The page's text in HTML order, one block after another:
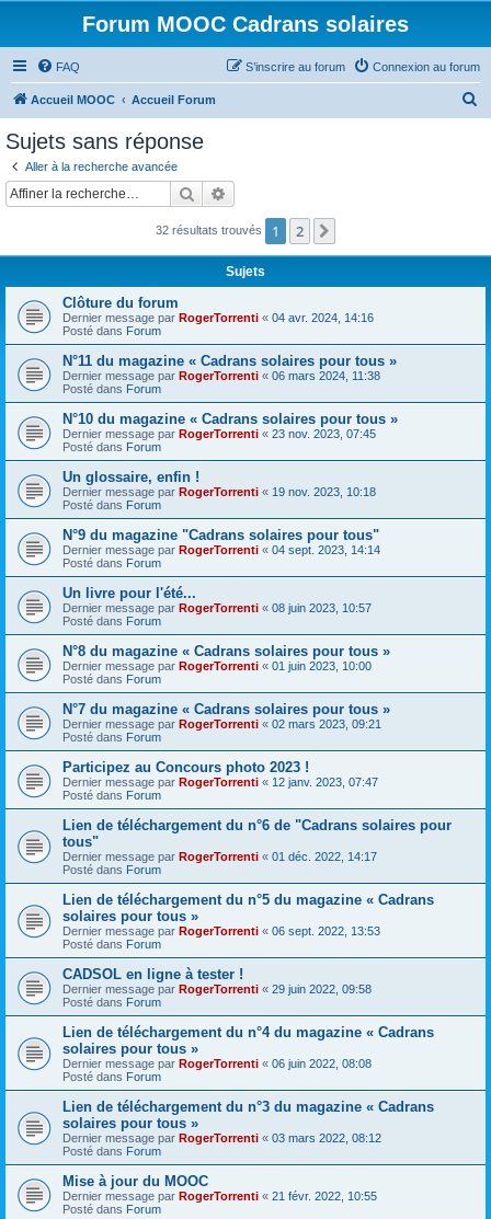
Forum MOOC Cadrans solaires
FAQ Connexion au forum
S’inscrire au forum
Accueil MOOC Accueil Forum
c
Sujets sans réponse
Aller à la recherche avancée
Rechercher
32 résultats trouvés 1 2
Sujets
Clôture du forum
Dernier message par RogerTorrenti « 04 avr. 2024, 14:16
Posté dans Forum
N°11 du magazine « Cadrans solaires pour tous »
Dernier message par RogerTorrenti « 06 mars 2024, 11:38
Posté dans Forum
N°10 du magazine « Cadrans solaires pour tous »
Dernier message par RogerTorrenti « 23 nov. 2023, 07:45
Posté dans Forum
Un glossaire, enfin !
Dernier message par RogerTorrenti « 19 nov. 2023, 10:18
Posté dans Forum
N°9 du magazine "Cadrans solaires pour tous"
Dernier message par RogerTorrenti « 04 sept. 2023, 14:14
Posté dans Forum
Un livre pour l'été...
Dernier message par RogerTorrenti « 08 juin 2023, 10:57
Posté dans Forum
N°8 du magazine « Cadrans solaires pour tous »
Dernier message par RogerTorrenti « 01 juin 2023, 10:00
Posté dans Forum
N°7 du magazine « Cadrans solaires pour tous »
Dernier message par RogerTorrenti « 02 mars 2023, 09:21
Posté dans Forum
Participez au Concours photo 2023 !
Dernier message par RogerTorrenti « 12 janv. 2023, 07:47
Posté dans Forum
Lien de téléchargement du n°6 de "Cadrans solaires pour
tous"
Dernier message par RogerTorrenti « 01 déc. 2022, 14:17
Posté dans Forum
Lien de téléchargement du n°5 du magazine « Cadrans
solaires pour tous »
Dernier message par RogerTorrenti « 06 sept. 2022, 13:53
Posté dans Forum
CADSOL en ligne à tester !
Dernier message par RogerTorrenti « 29 juin 2022, 09:58
Posté dans Forum
Lien de téléchargement du n°4 du magazine « Cadrans
solaires pour tous »
Dernier message par RogerTorrenti « 06 juin 2022, 08:08
Posté dans Forum
Lien de téléchargement du n°3 du magazine « Cadrans
solaires pour tous »
Dernier message par RogerTorrenti « 03 mars 2022, 08:12
Posté dans Forum
Mise à jour du MOOC
Dernier message par RogerTorrenti « 21 févr. 2022, 10:55
Posté dans Forum